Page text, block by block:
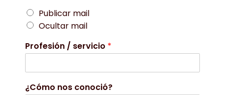
Publicar mail
Ocultar mail
Profesión / servicio *
¿Cómo nos conoció?